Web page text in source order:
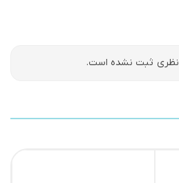
ثبت نشده است.